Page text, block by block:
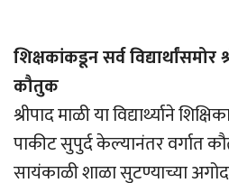
शिक्षकांकडून सर्व
कौतुक
श्रीपाद माळी या विद्यार्थ्याने
पाकीट सुपुर्द केल्यानंतर वर्गात
सायंकाळी शाळा सुटण्याच्या अगोदर